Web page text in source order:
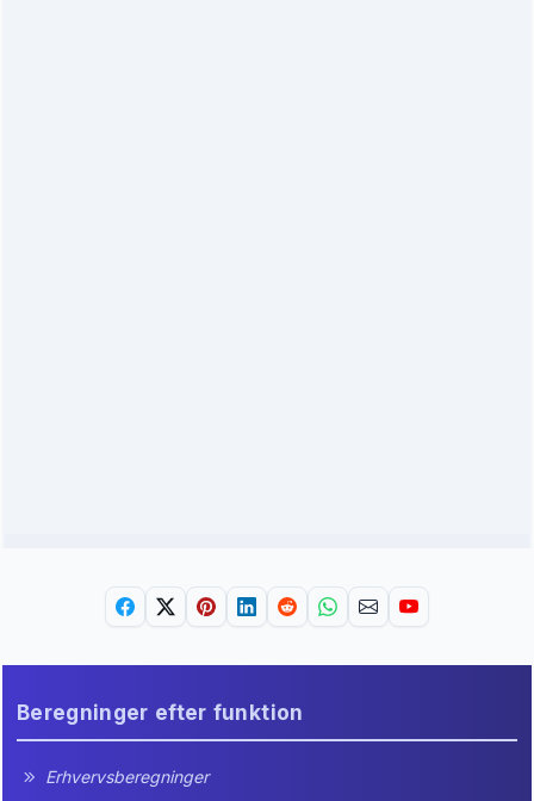
Beregninger efter funktion
Erhvervsberegninger